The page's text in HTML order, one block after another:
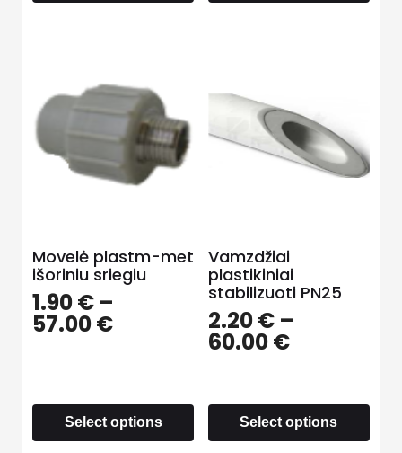
Movelė plastm-met
išoriniu sriegiu
1.90€ –
57.00€
Select options
Vamzdžiai
plastikiniai
stabilizuoti PN25
2.20€–
60.00€
Select options